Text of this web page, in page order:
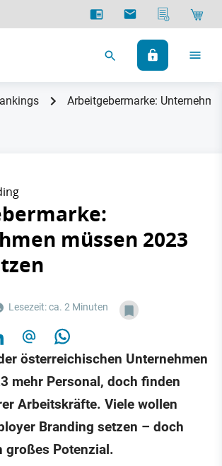
Arbeitgebermarke:
müssen 2023
Lesezeit: ca. 2 Minuten
österreichischen Unternehmen
mehr Personal, doch finden
Arbeitskräfte. Viele wollen
Branding setzen – doch
großes Potenzial.